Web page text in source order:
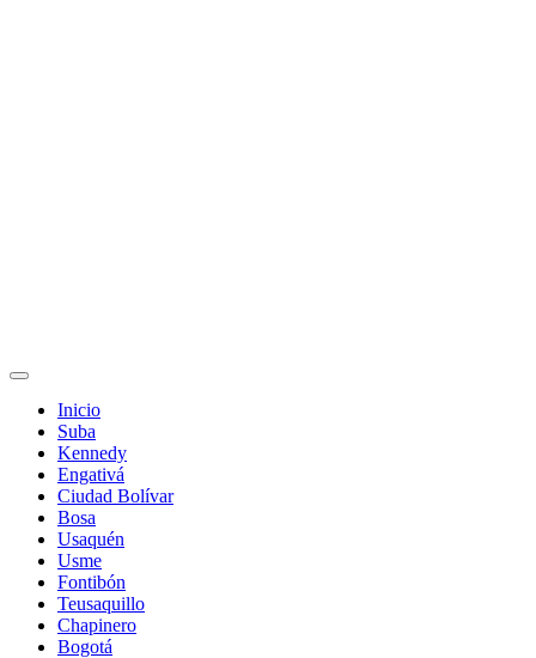
Inicio
Suba
Kennedy
Engativá
Ciudad Bolívar
Bosa
Usaquén
Usme
Fontibón
Teusaquillo
Chapinero
Bogotá